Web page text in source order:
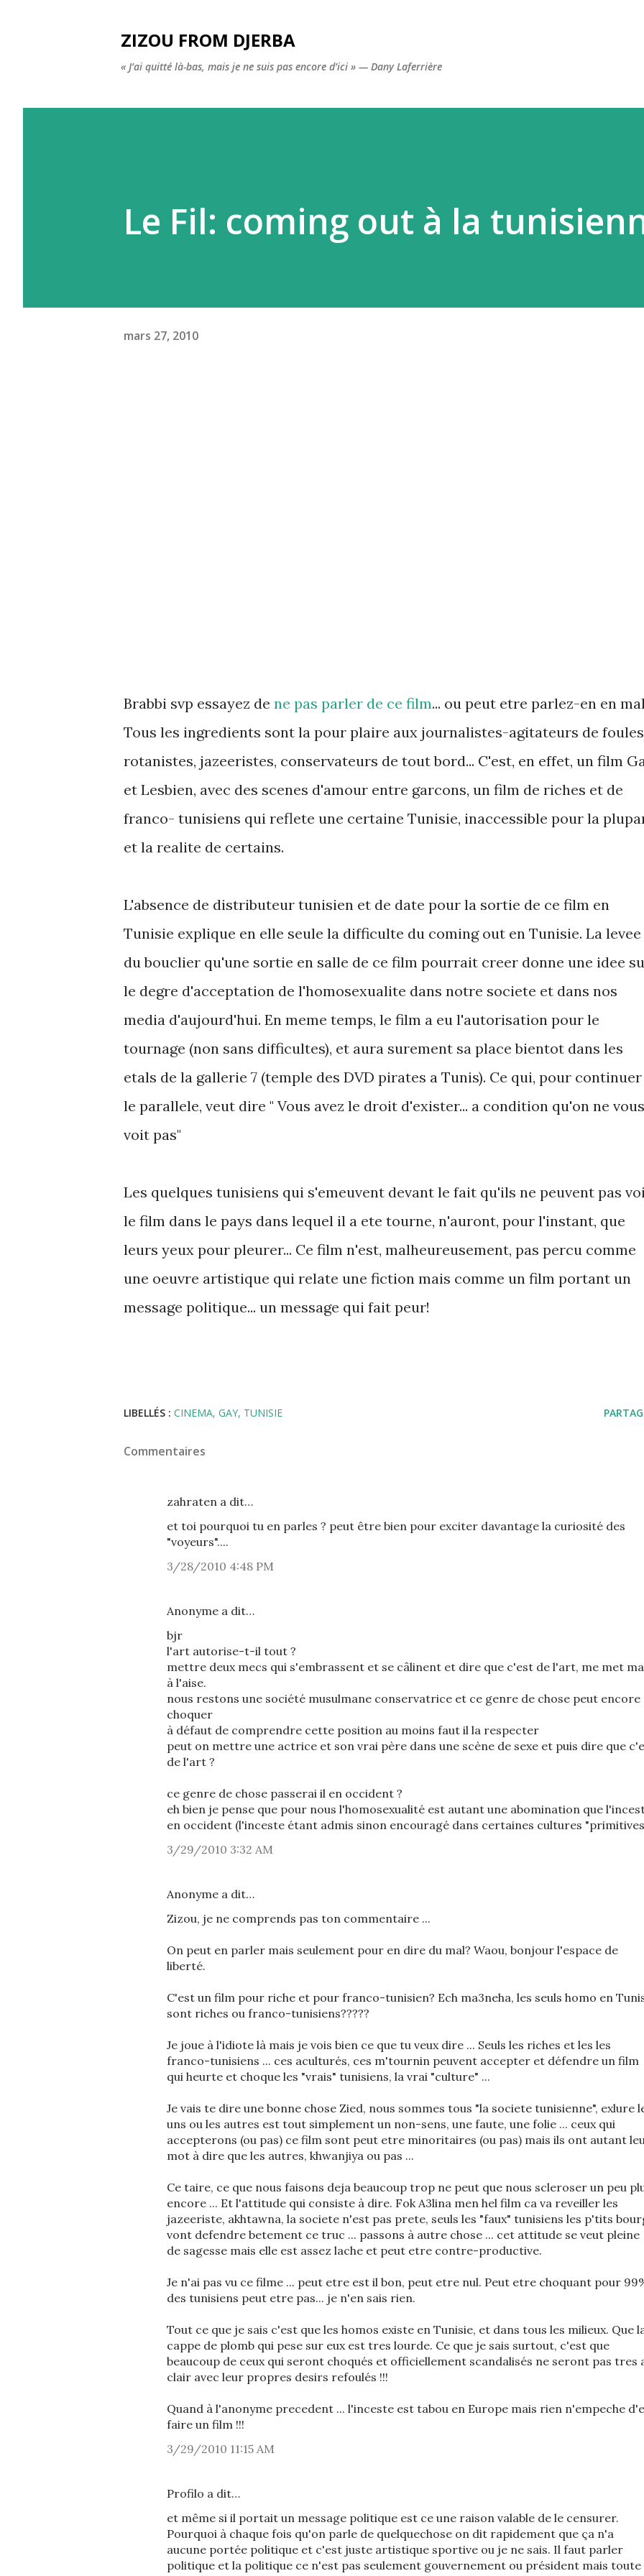
ZIZOU FROM DJERBA
« J’ai quitté là-bas, mais je ne suis pas encore d’ici » — Dany Laferrière
Le Fil: coming out à la
mars 27, 2010
Brabbi svp essayez de ne pas parler de ce film... ou peut etre parlez-en en
Tous les ingredients sont la pour plaire aux journalistes-agitateurs de
rotanistes, jazeeristes, conservateurs de tout bord... C'est, en effet, un film
et Lesbien, avec des scenes d'amour entre garcons, un film de riches et de
franco- tunisiens qui reflete une certaine Tunisie, inaccessible pour la
et la realite de certains.
L'absence de distributeur tunisien et de date pour la sortie de ce film en
Tunisie explique en elle seule la difficulte du coming out en Tunisie. La levee
du bouclier qu'une sortie en salle de ce film pourrait creer donne une idee
le degre d'acceptation de l'homosexualite dans notre societe et dans nos
media d'aujourd'hui. En meme temps, le film a eu l'autorisation pour le
tournage (non sans difficultes), et aura surement sa place bientot dans les
etals de la gallerie 7 (temple des DVD pirates a Tunis). Ce qui, pour continuer
le parallele, veut dire " Vous avez le droit d'exister... a condition qu'on ne vous
voit pas"
Les quelques tunisiens qui s'emeuvent devant le fait qu'ils ne peuvent pas
le film dans le pays dans lequel il a ete tourne, n'auront, pour l'instant, que
leurs yeux pour pleurer... Ce film n'est, malheureusement, pas percu comme
une oeuvre artistique qui relate une fiction mais comme un film portant un
message politique... un message qui fait peur!
LIBELLÉS : CINEMA GAY TUNISIE
Commentaires
zahraten a dit…
et toi pourquoi tu en parles ? peut être bien pour exciter davantage la curiosité des
"voyeurs"....
3/28/2010 4:48 PM
Anonyme a dit…
bjr
l'art autorise-t-il tout ?
mettre deux mecs qui s'embrassent et se câlinent et dire que c'est de l'art, me met
à l'aise.
nous restons une société musulmane conservatrice et ce genre de chose peut encore
choquer
à défaut de comprendre cette position au moins faut il la respecter
peut on mettre une actrice et son vrai père dans une scène de sexe et puis dire que
de l'art ?
ce genre de chose passerai il en occident ?
eh bien je pense que pour nous l'homosexualité est autant une abomination que
en occident (l'inceste étant admis sinon encouragé dans certaines cultures
3/29/2010 3:32 AM
Anonyme a dit…
Zizou, je ne comprends pas ton commentaire ...
On peut en parler mais seulement pour en dire du mal? Waou, bonjour l'espace de
liberté.
C'est un film pour riche et pour franco-tunisien? Ech ma3neha, les seuls homo en
sont riches ou franco-tunisiens?????
Je joue à l'idiote là mais je vois bien ce que tu veux dire ... Seuls les riches et les les
franco-tunisiens ... ces aculturés, ces m'tournin peuvent accepter et défendre un film
qui heurte et choque les "vrais" tunisiens, la vrai "culture" ...
Je vais te dire une bonne chose Zied, nous sommes tous "la societe tunisienne", exlure
uns ou les autres est tout simplement un non-sens, une faute, une folie ... ceux qui
accepterons (ou pas) ce film sont peut etre minoritaires (ou pas) mais ils ont autant
mot à dire que les autres, khwanjiya ou pas ...
Ce taire, ce que nous faisons deja beaucoup trop ne peut que nous scleroser un peu
encore ... Et l'attitude qui consiste à dire. Fok A3lina men hel film ca va reveiller les
jazeeriste, akhtawna, la societe n'est pas prete, seuls les "faux" tunisiens les p'tits
vont defendre betement ce truc ... passons à autre chose ... cet attitude se veut pleine
de sagesse mais elle est assez lache et peut etre contre-productive.
Je n'ai pas vu ce filme ... peut etre est il bon, peut etre nul. Peut etre choquant pour
des tunisiens peut etre pas... je n'en sais rien.
Tout ce que je sais c'est que les homos existe en Tunisie, et dans tous les milieux. Que
cappe de plomb qui pese sur eux est tres lourde. Ce que je sais surtout, c'est que
beaucoup de ceux qui seront choqués et officiellement scandalisés ne seront pas tres
clair avec leur propres desirs refoulés !!!
Quand à l'anonyme precedent ... l'inceste est tabou en Europe mais rien n'empeche
faire un film !!!
3/29/2010 11:15 AM
Profilo a dit…
et même si il portait un message politique est ce une raison valable de le censurer.
Pourquoi à chaque fois qu'on parle de quelquechose on dit rapidement que ça n'a
aucune portée politique et c'est juste artistique sportive ou je ne sais. Il faut parler
politique et la politique ce n'est pas seulement gouvernement ou président mais toute